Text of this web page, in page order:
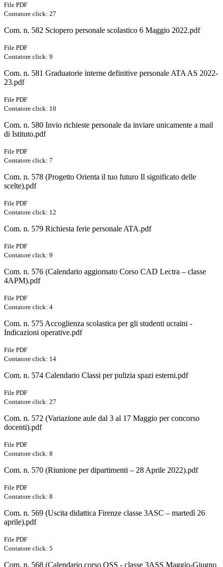
File PDF
Contatore click: 27
Com. n. 582 Sciopero personale scolastico 6 Maggio 2022.pdf
File PDF
Contatore click: 9
Com. n. 581 Graduatorie interne definitive personale ATA AS 2022-
23.pdf
File PDF
Contatore click: 10
Com. n. 580 Invio richieste personale da inviare unicamente a mail
di Istituto.pdf
File PDF
Contatore click: 7
Com. n. 578 (Progetto Orienta il tuo futuro Il significato delle
scelte).pdf
File PDF
Contatore click: 12
Com. n. 579 Richiesta ferie personale ATA.pdf
File PDF
Contatore click: 9
Com. n. 576 (Calendario aggiornato Corso CAD Lectra – classe
4APM).pdf
File PDF
Contatore click: 4
Com. n. 575 Accoglienza scolastica per gli studenti ucraini -
Indicazioni operative.pdf
File PDF
Contatore click: 14
Com. n. 574 Calendario Classi per pulizia spazi esterni.pdf
File PDF
Contatore click: 27
Com. n. 572 (Variazione aule dal 3 al 17 Maggio per concorso
docenti).pdf
File PDF
Contatore click: 8
Com. n. 570 (Riunione per dipartimenti – 28 Aprile 2022).pdf
File PDF
Contatore click: 8
Com. n. 569 (Uscita didattica Firenze classe 3ASC – martedì 26
aprile).pdf
File PDF
Contatore click: 5
Com. n. 568 (Calendario corso OSS - classe 3ASS Maggio-Giugno